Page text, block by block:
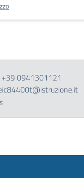
+39 0941301121